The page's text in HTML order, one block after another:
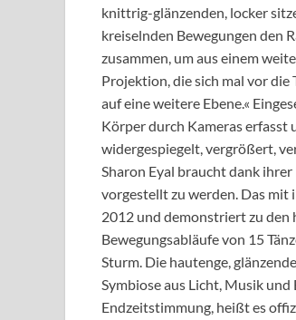
knittrig-glänzenden, locker
kreiselnden Bewegungen den
zusammen, um aus einem
Projektion, die sich mal vor
auf eine weitere Ebene.«
Körper durch Kameras erfasst
widergespiegelt, vergrößert,
Sharon Eyal braucht dank
vorgestellt zu werden. Das mit
2012 und demonstriert zu
Bewegungsabläufe von 15
Sturm. Die hautenge,
Symbiose aus Licht, Musik
Endzeitstimmung, heißt es